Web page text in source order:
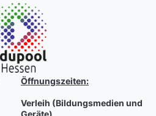
Öffnungszeiten:
Verleih (Bildungsmedien und
Geräte)